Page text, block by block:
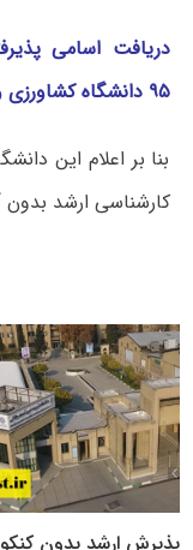
دریافت اسامی
۹۵ دانشگاه کشاورزی و منابع طبیعی رامین خوزستان
بنا بر اعلام این
کارشناسی ارشد بدون آزمون
پذیرش ارشد بدون